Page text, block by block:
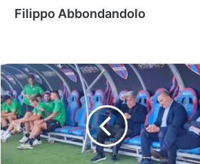
Filippo Abbondandolo
Avellino,
il
Lecco
pensa
ad
un
esubero